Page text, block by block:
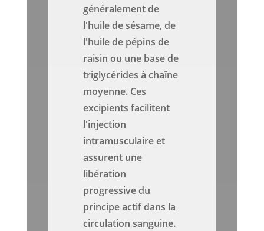
généralement de
l'huile de sésame, de
l'huile de pépins de
raisin ou une base de
triglycérides à chaîne
moyenne. Ces
excipients facilitent
l'injection
intramusculaire et
assurent une
libération
progressive du
principe actif dans la
circulation sanguine.